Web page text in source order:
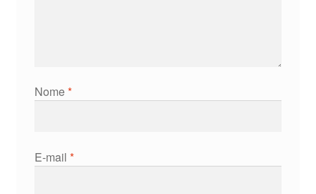
Nome*
E-mail *